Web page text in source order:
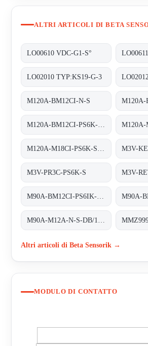
ALTRI ARTICOLI DI BETA
LO00610 VDC-G1-S°
LO02010 TYP:KS19-G-3
M120A-BM12CI-N-S M120A-
M3V-
M3V-PR3C-PS6K-S M3V-
Altri articoli di Beta Sensorik →
MODULO DI CONTATTO